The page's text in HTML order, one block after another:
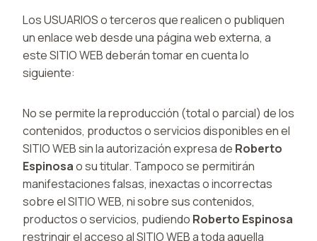
Los USUARIOS o terceros que realicen o publiquen
un enlace web desde una página web externa, a
este SITIO WEB deberán tomar en cuenta lo
siguiente:
No se permite la reproducción (total o parcial) de los
contenidos, productos o servicios disponibles en el
SITIO WEB sin la autorización expresa de Roberto
Espinosao su titular. Tampoco se permitirán
manifestaciones falsas, inexactas o incorrectas
sobre el SITIO WEB, ni sobre sus contenidos,
productos o servicios, pudiendo Roberto Espinosa
restringir el acceso al SITIO WEB a toda aquella